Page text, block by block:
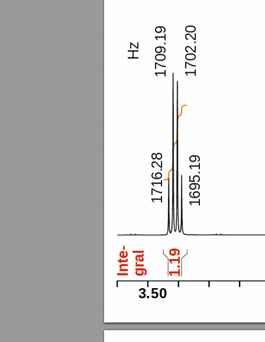
3.50
1.19
I
nte- g
r
a
l
17
1
6
.
28
17
0
9
.19
17
0
2
.
2
0
16
9
5
.19
Hz